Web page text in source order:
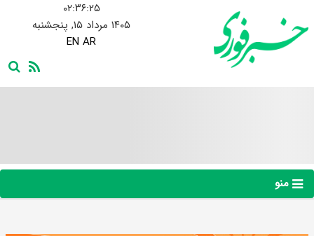
۰۲:۳۶:۲۶
۱۴۰۵ مرداد ۱۵, پنجشنبه
EN AR
منو